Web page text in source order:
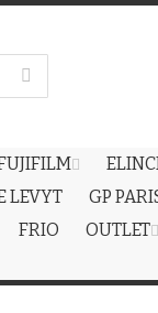
LEVYT GP
FRIO OUTLET